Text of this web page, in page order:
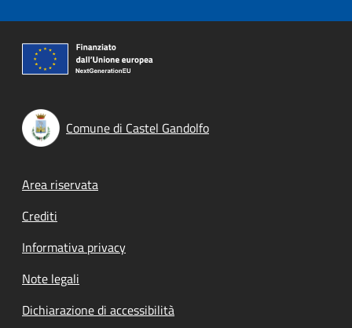
Comune di Castel Gandolfo
Footer menu
Area riservata
Crediti
Informativa privacy
Note legali
Dichiarazione di accessibilità